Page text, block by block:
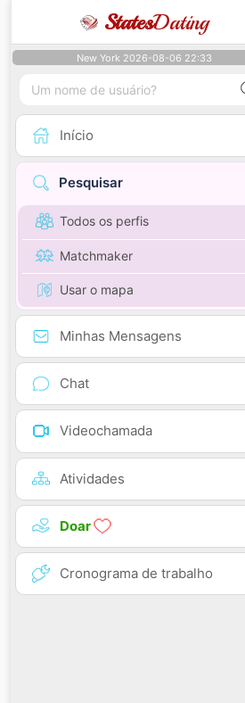
StatesDating
New York 2026-08-06 22:33
Início
Pesquisar
Todos os perfis
Matchmaker
Usar o mapa
Minhas Mensagens
Chat
Videochamada
Atividades
Doar
Cronograma de trabalho